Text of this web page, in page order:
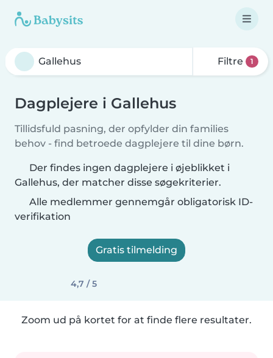
Filtre 1
Dagplejere i Gallehus
Tillidsfuld pasning, der opfylder din families
behov - find betroede dagplejere til dine børn.
Der findes ingen dagplejere i øjeblikket i
Gallehus, der matcher disse søgekriterier.
Alle medlemmer gennemgår obligatorisk ID-
verifikation
Gratis tilmelding
4,7 / 5
Zoom ud på kortet for at finde flere resultater.